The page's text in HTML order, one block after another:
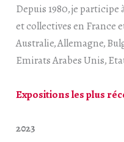
Depuis 1980, je
et collectives en France
Australie, Allemagne,
Emirats Arabes Unis,
Expositions les plus
2023